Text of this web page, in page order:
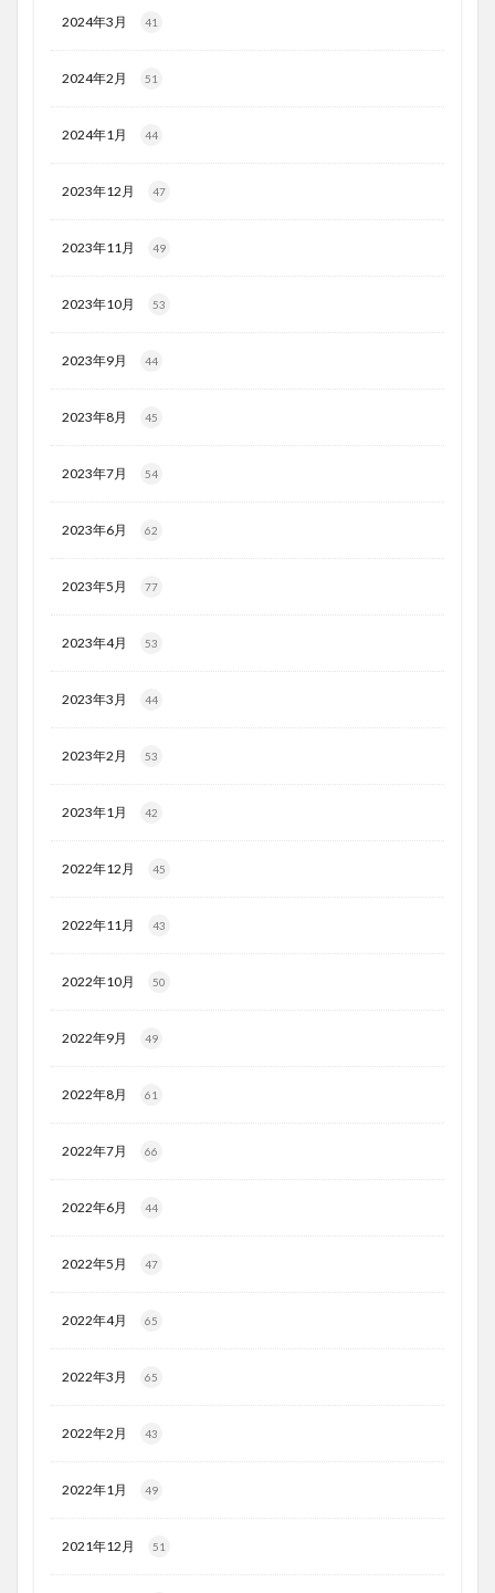
2024年3月 41
2024年2月 51
2024年1月 44
2023年12月 47
2023年11月 49
2023年10月 53
2023年9月 44
2023年8月 45
2023年7月 54
2023年6月 62
2023年5月 77
2023年4月 53
2023年3月 44
2023年2月 53
2023年1月 42
2022年12月 45
2022年11月 43
2022年10月 50
2022年9月 49
2022年8月 61
2022年7月 66
2022年6月 44
2022年5月 47
2022年4月 65
2022年3月 65
2022年2月 43
2022年1月 49
2021年12月 51